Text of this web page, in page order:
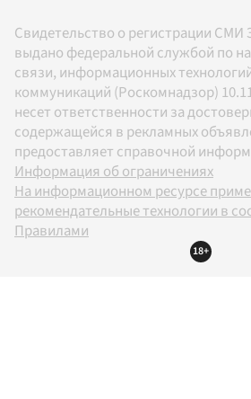
Свидетельство о регистрации
выдано федеральной службой по
связи, информационных
коммуникаций (Роскомнадзор)
несет ответственности за
содержащейся в рекламных
предоставляет справочной
Информация об ограничениях
На информационном ресурсе
рекомендательные технологии в
Правилами
18+